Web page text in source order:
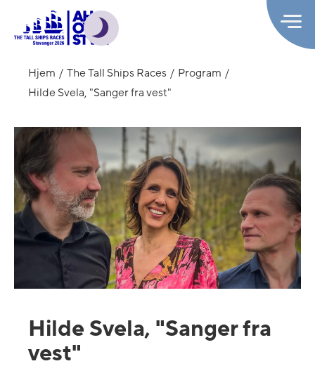
Hjem The Tall Ships Races
Program
Hilde Svela, "Sanger fra vest"
Hilde Svela, "Sanger fra
vest"